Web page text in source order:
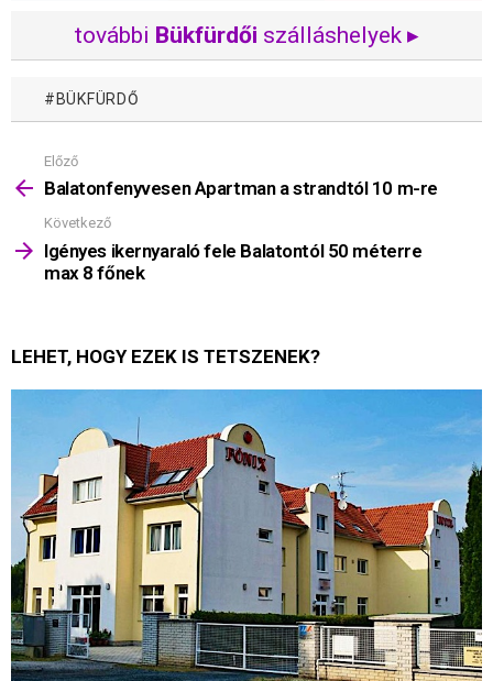
további Bükfürdői szálláshelyek ▸
BÜKFÜRDŐ
Mutass
többet
Előző
Balatonfenyvesen Apartman a strandtól 10 m-re
Következő
Igényes ikernyaraló fele Balatontól 50 méterre
max 8 főnek
LEHET, HOGY EZEK IS TETSZENEK?